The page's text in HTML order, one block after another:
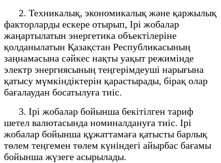
2. Техникалық, экономикалық және қаржылық
факторларды ескере отырып, Ірі жобалар
жаңартылатын энергетика объектілеріне
қолданылатын Қазақстан Республикасының
заңнамасына сәйкес нақты уақыт режимінде
электр энергиясының теңгерімдеуші нарығына
қатысу мүмкіндіктерін қарастырады, бірақ олар
бағалаудан босатылуға тиіс.
3. Ірі жобалар бойынша бекітілген тариф
шетел валютасында номиналдануға тиіс. Ірі
жобалар бойынша құжаттамаға қатысты барлық
төлем теңгемен төлем күніндегі айырбас бағамы
бойынша жүзеге асырылады.